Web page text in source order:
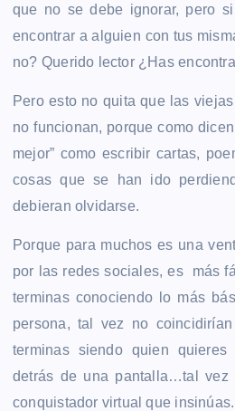
que no se debe ignorar, pero
encontrar a alguien con tus
no? Querido lector ¿Has
Pero esto no quita que las
no funcionan, porque como
mejor” como escribir cartas,
cosas que se han ido
debieran olvidarse.
Porque para muchos es una
por las redes sociales, es más
terminas conociendo lo más
persona, tal vez no
terminas siendo quien quieres
detrás de una pantalla…tal vez
conquistador virtual que insinúas.